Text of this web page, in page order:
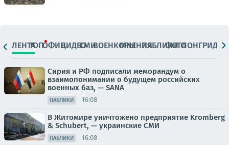
ЛЕНТАТОПОФИЦ.ВИДЕОСМИВОЕНКОРЫМНЕНИЯПАБЛИКИ
ФОТОЛОНГРИДЫ
Сирия и РФ подписали меморандум о
взаимопонимании о будущем российских
военных баз, — SANA
ПАБЛИКИ 16:08
В Житомире уничтожено предприятие Kromberg
& Schubert, — украинские СМИ
ПАБЛИКИ 16:08